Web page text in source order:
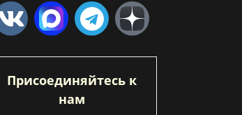
Присоединяйтесь к
нам